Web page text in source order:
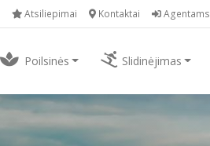
Atsiliepimai Kontaktai Agentams
Poilsinės Slidinėjimas